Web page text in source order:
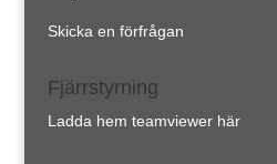
Skicka en förfrågan
Fjärrstyrning
Ladda hem teamviewer här